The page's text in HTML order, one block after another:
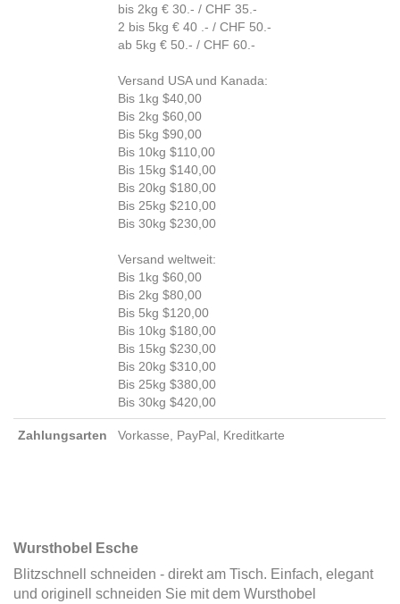
bis 2kg € 30.- / CHF 35.-
2 bis 5kg € 40 .- / CHF 50.-
ab 5kg € 50.- / CHF 60.-
Versand USA und Kanada:
Bis 1kg $40,00
Bis 2kg $60,00
Bis 5kg $90,00
Bis 10kg $110,00
Bis 15kg $140,00
Bis 20kg $180,00
Bis 25kg $210,00
Bis 30kg $230,00
Versand weltweit:
Bis 1kg $60,00
Bis 2kg $80,00
Bis 5kg $120,00
Bis 10kg $180,00
Bis 15kg $230,00
Bis 20kg $310,00
Bis 25kg $380,00
Bis 30kg $420,00
Zahlungsarten Vorkasse, PayPal, Kreditkarte
Wursthobel Esche
Blitzschnell schneiden - direkt am Tisch. Einfach, elegant
und originell schneiden Sie mit dem Wursthobel